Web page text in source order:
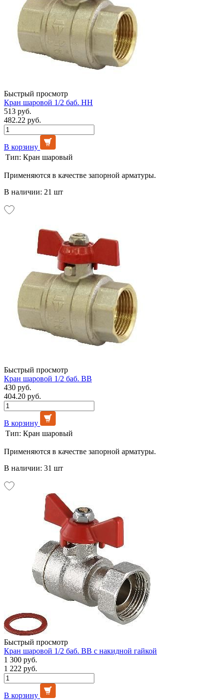
Быстрый просмотр
Кран шаровой 1/2 баб. НН
513 руб.
482.22 руб.
В корзину
Тип: Кран шаровый
Применяются в качестве запорной арматуры.
В наличии: 21 шт
Быстрый просмотр
Кран шаровой 1/2 баб. ВВ
430 руб.
404.20 руб.
В корзину
Тип: Кран шаровый
Применяются в качестве запорной арматуры.
В наличии: 31 шт
Быстрый просмотр
Кран шаровой 1/2 баб. ВВ с накидной гайкой
1 300 руб.
1 222 руб.
В корзину